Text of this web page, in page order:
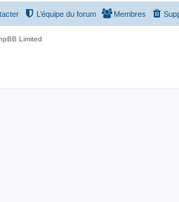
Membres
L’équipe du forum
Limited